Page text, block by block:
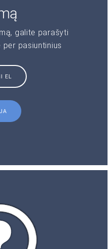
galite parašyti
pasiuntinius
EL